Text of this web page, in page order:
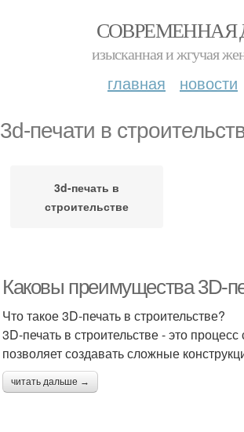
СОВРЕМЕННАЯ
изысканная и жгучая
главная новости
3d-печати в
3d-печать в
строительстве
Каковы преимущества 3D-
Что такое 3D-печать в строительстве?
3D-печать в строительстве - это
позволяет создавать сложные
читать дальше →